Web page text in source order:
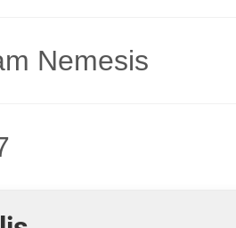
Nemesis